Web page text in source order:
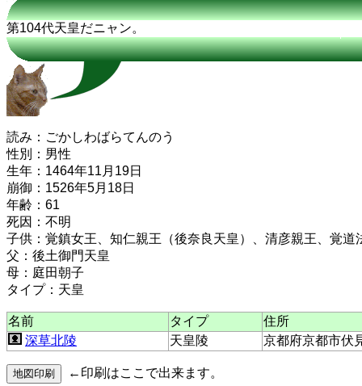
第104代天皇だニャン。
読み：ごかしわばらてんのう
性別：男性
生年：1464年11月19日
崩御：1526年5月18日
年齢：61
死因：不明
子供：覚鎮女王、知仁親王（後奈良天皇）、清彦親王、覚
父：後土御門天皇
母：庭田朝子
タイプ：天皇
名前 タイプ
住所
深草北陵
天皇陵 京都府京都市伏
←印刷はここで出来ます。